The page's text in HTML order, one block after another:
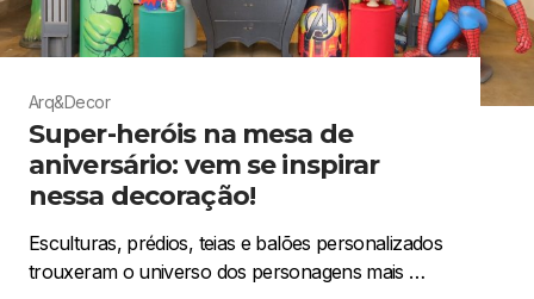
Arq&Decor
Super-heróis na mesa de
aniversário: vem se inspirar
nessa decoração!
Esculturas, prédios, teias e balões personalizados
trouxeram o universo dos personagens mais …